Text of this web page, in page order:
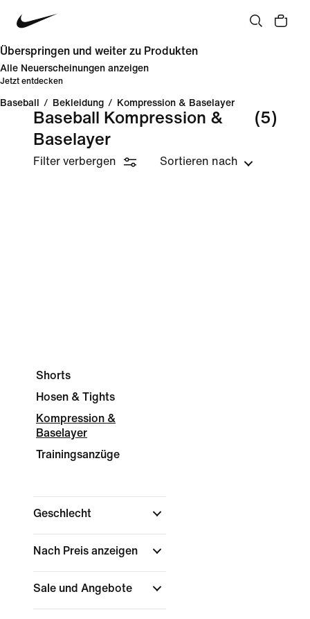
Überspringen und weiter zu Produkten
Alle Neuerscheinungen anzeigen
Jetzt entdecken
Baseball / Bekleidung / Kompression & Baselayer
Baseball Kompression &
Baselayer
(5)
Filter verbergen Sortieren nach
Shorts
Hosen & Tights
Kompression &
Baselayer
Trainingsanzüge
Geschlecht
Nach Preis anzeigen
Sale und Angebote